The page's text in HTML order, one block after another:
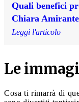
Quali benefici
Chiara
Leggi l'articolo
Le
Cosa ti rimarrà di